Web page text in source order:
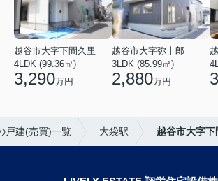
越谷市大字下間久里
4LDK (99.36㎡)
3,290万円
越谷市大字弥十郎
3LDK (85.99㎡)
2,880万円
戸建(売買)一覧 大袋駅 越谷市大字